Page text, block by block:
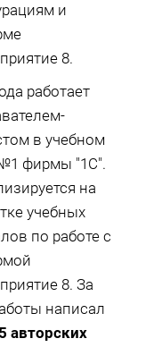
и
8.
работает
в учебном
фирмы "1С".
на
учебных
по работе с
8. За
написал
авторских